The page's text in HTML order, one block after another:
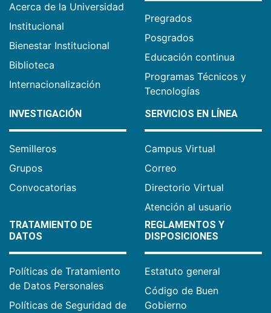
Acerca de la Universidad
Institucional
Bienestar Institucional
Biblioteca
Internacionalización
Pregrados
Posgrados
Educación continua
Programas Técnicos y
Tecnologías
INVESTIGACIÓN
Semilleros
Grupos
Convocatorias
SERVICIOS EN LÍNEA
Campus Virtual
Correo
Directorio Virtual
Atención al usuario
TRATAMIENTO DE
DATOS
Políticas de Tratamiento
de Datos Personales
Políticas de Seguridad de
REGLAMENTOS Y
DISPOSICIONES
Estatuto general
Código de Buen
Gobierno